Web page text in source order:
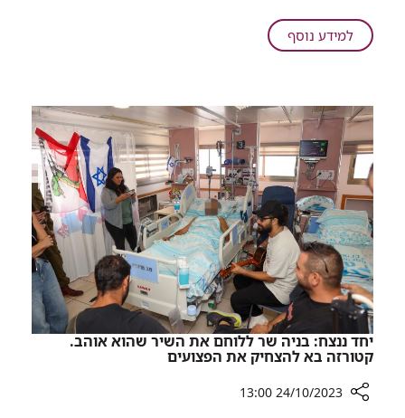
נישואין
בחדר
רמב"ם
למידע נוסףעל
אהבה
הצעת
נישואין
בחדר
הניתוח
רמב"ם
יחד ננצח: בניה שר ללוחם את השיר שהוא אוהב.
קטורזה בא להצחיק את הפצועים
24/10/2023 13:00